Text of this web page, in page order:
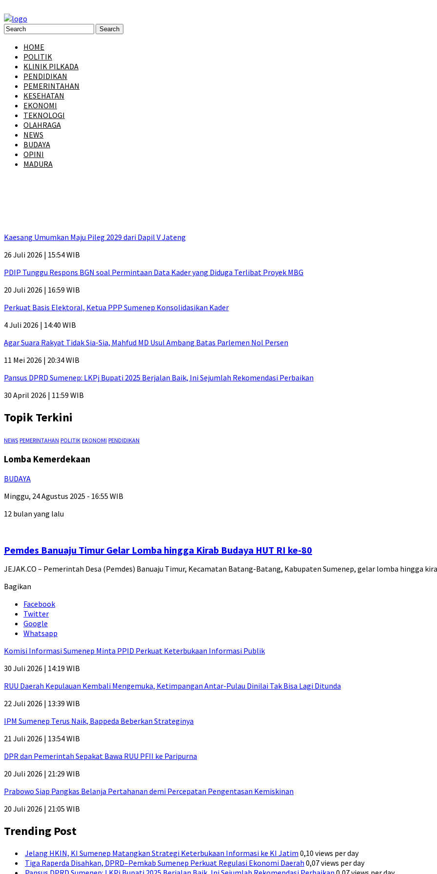
HOME
POLITIK
KLINIK PILKADA
PENDIDIKAN
PEMERINTAHAN
KESEHATAN
EKONOMI
TEKNOLOGI
OLAHRAGA
NEWS
BUDAYA
OPINI
MADURA
Kaesang Umumkan Maju Pileg 2029 dari Dapil V Jateng
26 Juli 2026 | 15:54 WIB
PDIP Tunggu Respons BGN soal Permintaan Data Kader yang Diduga Terlibat Proyek MBG
20 Juli 2026 | 16:59 WIB
Perkuat Basis Elektoral, Ketua PPP Sumenep Konsolidasikan Kader
4 Juli 2026 | 14:40 WIB
Agar Suara Rakyat Tidak Sia-Sia, Mahfud MD Usul Ambang Batas Parlemen Nol Persen
11 Mei 2026 | 20:34 WIB
Pansus DPRD Sumenep: LKPj Bupati 2025 Berjalan Baik, Ini Sejumlah Rekomendasi Perbaikan
30 April 2026 | 11:59 WIB
Topik Terkini
NEWS PEMERINTAHAN POLITIK EKONOMI PENDIDIKAN
Lomba Kemerdekaan
BUDAYA
Minggu, 24 Agustus 2025 - 16:55 WIB
12 bulan yang lalu
Pemdes Banuaju Timur Gelar Lomba hingga Kirab Budaya HUT RI ke-80
JEJAK.CO – Pemerintah Desa (Pemdes) Banuaju Timur, Kecamatan Batang-Batang, Kabupaten Sumenep, gelar lomba hingga
Bagikan
Facebook
Twitter
Google
Whatsapp
Komisi Informasi Sumenep Minta PPID Perkuat Keterbukaan Informasi Publik
30 Juli 2026 | 14:19 WIB
RUU Daerah Kepulauan Kembali Mengemuka, Ketimpangan Antar-Pulau Dinilai Tak Bisa Lagi Ditunda
22 Juli 2026 | 13:39 WIB
IPM Sumenep Terus Naik, Bappeda Beberkan Strateginya
21 Juli 2026 | 13:54 WIB
DPR dan Pemerintah Sepakat Bawa RUU PFII ke Paripurna
20 Juli 2026 | 21:29 WIB
Prabowo Siap Pangkas Belanja Pertahanan demi Percepatan Pengentasan Kemiskinan
20 Juli 2026 | 21:05 WIB
Trending Post
Jelang HKIN, KI Sumenep Matangkan Strategi Keterbukaan Informasi ke KI Jatim 0,10 views per day
Tiga Raperda Disahkan, DPRD–Pemkab Sumenep Perkuat Regulasi Ekonomi Daerah 0,07 views per day